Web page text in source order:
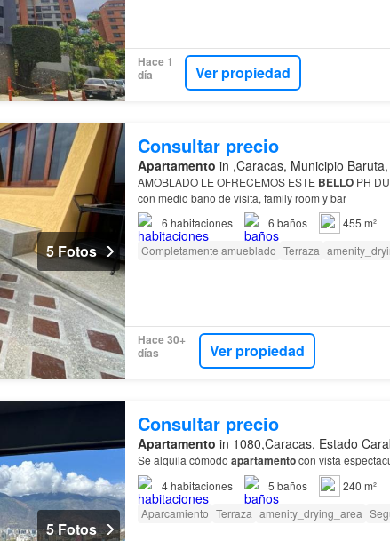
Hace 1
día
Ver propiedad
5 Fotos
Consultar precio
Apartamento in ,Caracas, Municipio
AMOBLADO LE OFRECEMOS ESTE BELLOPH
con medio bano de visita, family room y bar
6 habitaciones 6 baños
455 m²
Completamente amueblado Terraza
Hace 30+
días
Ver propiedad
5 Fotos
Consultar precio
Apartamento in 1080,Caracas, Estado
Se alquila cómodo apartamentocon vista
4habitaciones 5 baños
240 m²
Aparcamiento Terraza amenity_drying_area